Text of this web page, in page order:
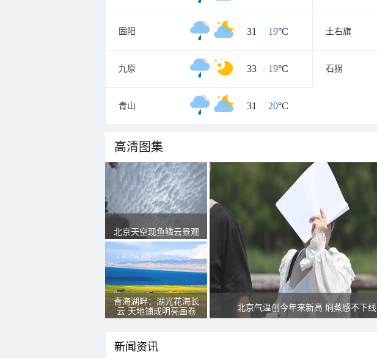
固阳 31 / 19°C 土右旗
九原 33 / 19°C 石拐
青山 31 / 20°C
高清图集
北京天空现鱼鳞云景观
青海湖畔：湖光花海长
云 天地铺成明亮画卷
北京气温创今年来新高 焖蒸感不下线
新闻资讯